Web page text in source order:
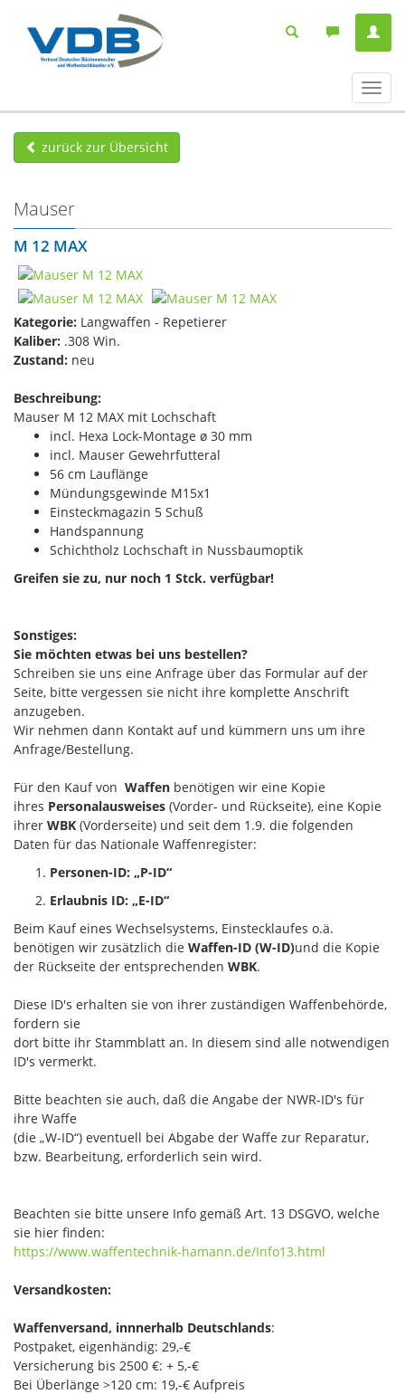
ein-/
zurück zur Übersicht
Mauser
M 12 MAX
Kategorie: Langwaffen - Repetierer
Kaliber: .308 Win.
Zustand: neu
Beschreibung:
Mauser M 12 MAX mit Lochschaft
incl. Hexa Lock-Montage ø 30 mm
incl. Mauser Gewehrfutteral
56 cm Lauflänge
Mündungsgewinde M15x1
Einsteckmagazin 5 Schuß
Handspannung
Schichtholz Lochschaft in Nussbaumoptik
Greifen sie zu, nur noch 1 Stck. verfügbar!
Sonstiges:
Sie möchten etwas bei uns bestellen?
Schreiben sie uns eine Anfrage über das Formular auf der
Seite, bitte vergessen sie nicht ihre komplette Anschrift
anzugeben.
Wir nehmen dann Kontakt auf und kümmern uns um ihre
Anfrage/Bestellung.
Für den Kauf von Waffen benötigen wir eine Kopie
ihres Personalausweises (Vorder- und Rückseite), eine Kopie
ihrer WBK (Vorderseite) und seit dem 1.9. die folgenden
Daten für das Nationale Waffenregister:
Personen-ID: „P-ID“
Erlaubnis ID: „E-ID“
Beim Kauf eines Wechselsystems, Einstecklaufes o.ä.
benötigen wir zusätzlich die Waffen-ID (W-ID)und die Kopie
der Rückseite der entsprechenden WBK.
Diese ID's erhalten sie von ihrer zuständigen Waffenbehörde,
fordern sie
dort bitte ihr Stammblatt an. In diesem sind alle notwendigen
ID's vermerkt.
Bitte beachten sie auch, daß die Angabe der NWR-ID's für
ihre Waffe
(die „W-ID“) eventuell bei Abgabe der Waffe zur Reparatur,
bzw. Bearbeitung, erforderlich sein wird.
Beachten sie bitte unsere Info gemäß Art. 13 DSGVO, welche
sie hier finden:
https://www.waffentechnik-hamann.de/Info13.html
Versandkosten:
Waffenversand, innnerhalb Deutschlands:
Postpaket, eigenhändig: 29,-€
Versicherung bis 2500 €: + 5,-€
Bei Überlänge >120 cm: 19,-€ Aufpreis